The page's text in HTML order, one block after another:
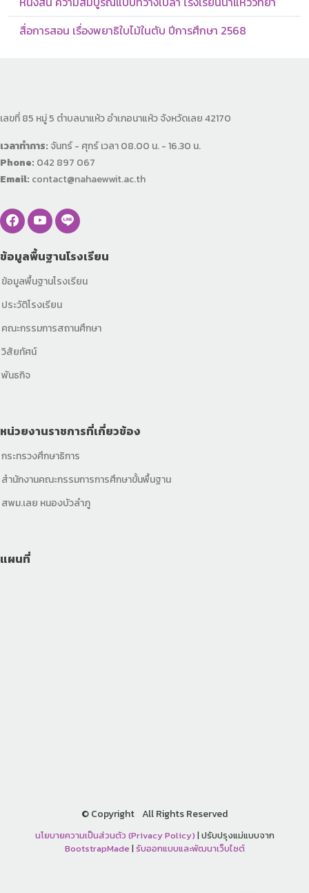
สื่อการสอน เรื่องพยาธิใบไม้ในตับ ปีการศึกษา 2568
เลขที่ 85 หมู่ 5 ตำบลนาแห้ว อำเภอนาแห้ว จังหวัดเลย 42170
เวลาทำการ: จันทร์ - ศุกร์ เวลา 08.00 น. - 16.30 น.
Phone: 042 897 067
Email: contact@nahaewwit.ac.th
ข้อมูลพื้นฐานโรงเรียน
ข้อมูลพื้นฐานโรงเรียน
ประวัติโรงเรียน
คณะกรรมการสถานศึกษา
วิสัยทัศน์
พันธกิจ
หน่วยงานราชการที่เกี่ยวข้อง
กระทรวงศึกษาธิการ
สำนักงานคณะกรรมการการศึกษาขั้นพื้นฐาน
สพม.เลย หนองบัวลำภู
แผนที่
©Copyright All Rights Reserved
นโยบายความเป็นส่วนตัว (Privacy Policy) | ปรับปรุงแม่แบบจาก
BootstrapMade | รับออกแบบและพัฒนาเว็บไซต์